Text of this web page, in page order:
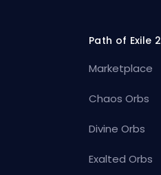
Path of Exile 2
Marketplace
Chaos Orbs
Divine Orbs
Exalted Orbs